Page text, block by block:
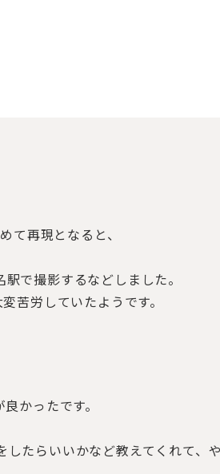
て再現となると、
で撮影するなどしました。
苦労していたようです。
かったです。
たらいいかなど教えてくれて、